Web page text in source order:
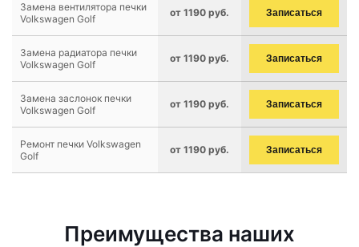
Замена вентилятора печки
Volkswagen Golf
от 1190 руб. Записаться
Замена радиатора печки
Volkswagen Golf
от 1190 руб. Записаться
Замена заслонок печки
Volkswagen Golf
от 1190 руб. Записаться
Ремонт печки Volkswagen
Golf
от 1190 руб. Записаться
Преимущества наших